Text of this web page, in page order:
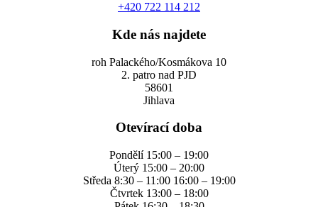
+420 722 114 212
Kde nás najdete
roh Palackého/Kosmákova 10
2. patro nad PJD
58601
Jihlava
Otevírací doba
Pondělí 15:00 – 19:00
Úterý 15:00 – 20:00
Středa 8:30 – 11:00 16:00 – 19:00
Čtvrtek 13:00 – 18:00